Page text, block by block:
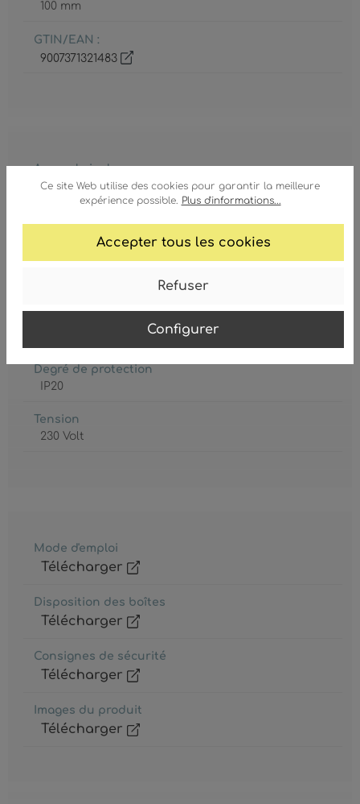
Ce site Web utilise des cookies pour garantir la meilleure
expérience possible. Plus d'informations...
Accepter tous les cookies
Refuser
Configurer
100 mm
GTIN/EAN :
9007371321483
Ampoule inclue
Non
Degré de protection
IP20
Tension
230 Volt
Mode d'emploi
Télécharger
Disposition des boîtes
Télécharger
Consignes de sécurité
Télécharger
Images du produit
Télécharger